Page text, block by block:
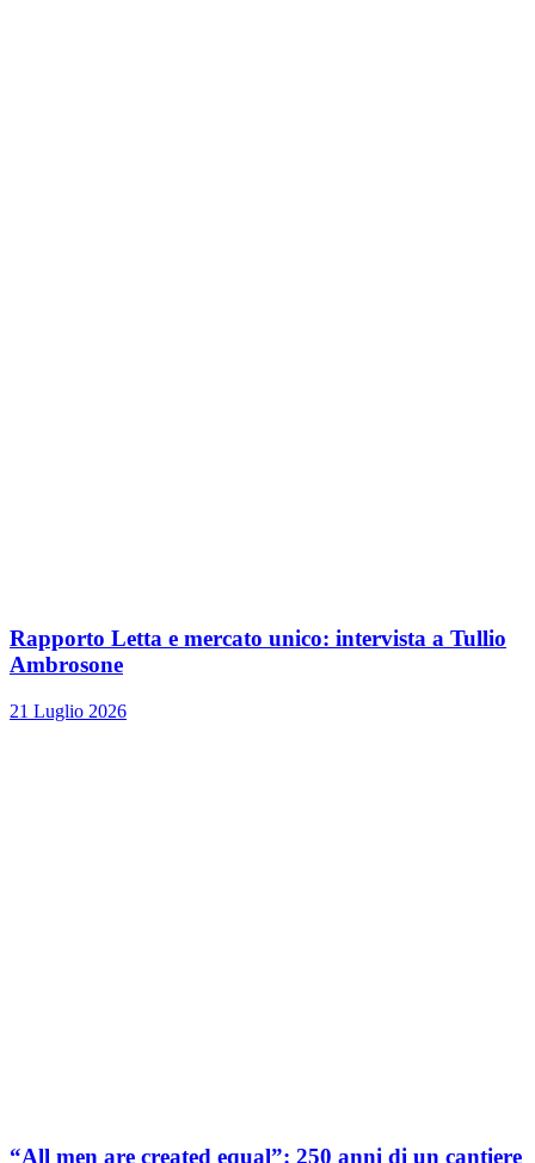
Rapporto Letta e mercato unico: intervista a Tullio
Ambrosone
21 Luglio 2026
“All men are created equal”: 250 anni di un cantiere